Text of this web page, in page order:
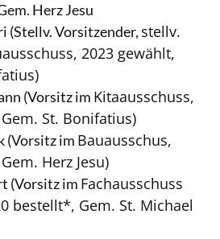
Herz Jesu
(Stellv. Vorsitzender, stellv.
2023 gewählt,
(Vorsitz im Kitaausschuss,
St. Bonifatius)
(Vorsitz im Bauausschus,
Herz Jesu)
(Vorsitz im Fachausschuss
bestellt*, Gem. St. Michael